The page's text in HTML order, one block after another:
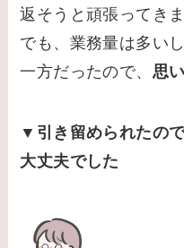
返そうと頑張ってきま
でも、業務量は多い
一方だったので、 思
▼引き留められたの
大丈夫でした